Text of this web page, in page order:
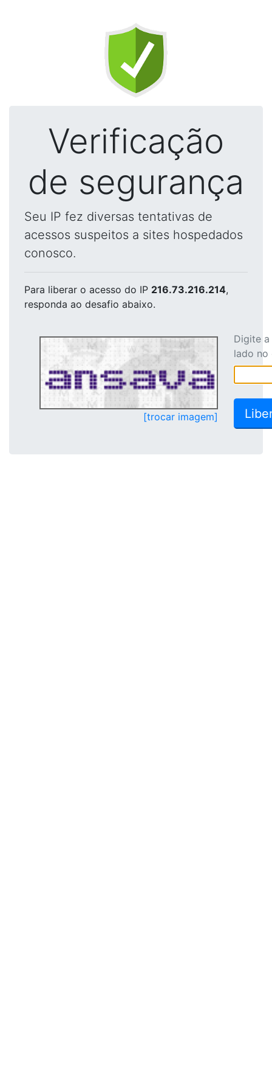
Verificação
de segurança
Seu IP fez diversas tentativas de
acessos suspeitos a sites hospedados
conosco.
Para liberar o acesso do IP 216.73.216.214,
responda ao desafio abaixo.
[trocar imagem]
Digite
lado no